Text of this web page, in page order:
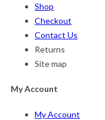
Shop
Checkout
Contact Us
Returns
Site map
My Account
My Account